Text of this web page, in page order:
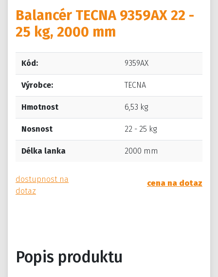
Balancér TECNA 9359AX 22 -
25 kg, 2000 mm
Kód: 9359AX
Výrobce: TECNA
Hmotnost 6,53 kg
Nosnost 22 - 25 kg
Délka lanka 2000 mm
dostupnost na
dotaz
cena na dotaz
Popis produktu